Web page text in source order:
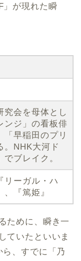
」が現れた瞬
究会を母体とし
ンジ」の看板俳
「早稲田のプリ
。NHK大河ド
ブレイク。
リーガル・ハ
『篤姫』
ために、瞬き一
ていたといいま
、すでに「乃